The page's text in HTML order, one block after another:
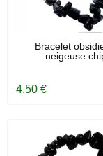
EN STOCK
Bracelet
neigeuse
4,50 €